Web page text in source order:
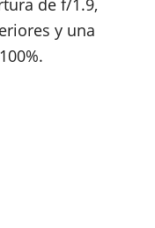
de f/1.9,
y una